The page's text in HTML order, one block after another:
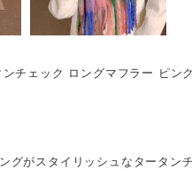
ンチェック ロングマフラー ピ
グがスタイリッシュなタータ